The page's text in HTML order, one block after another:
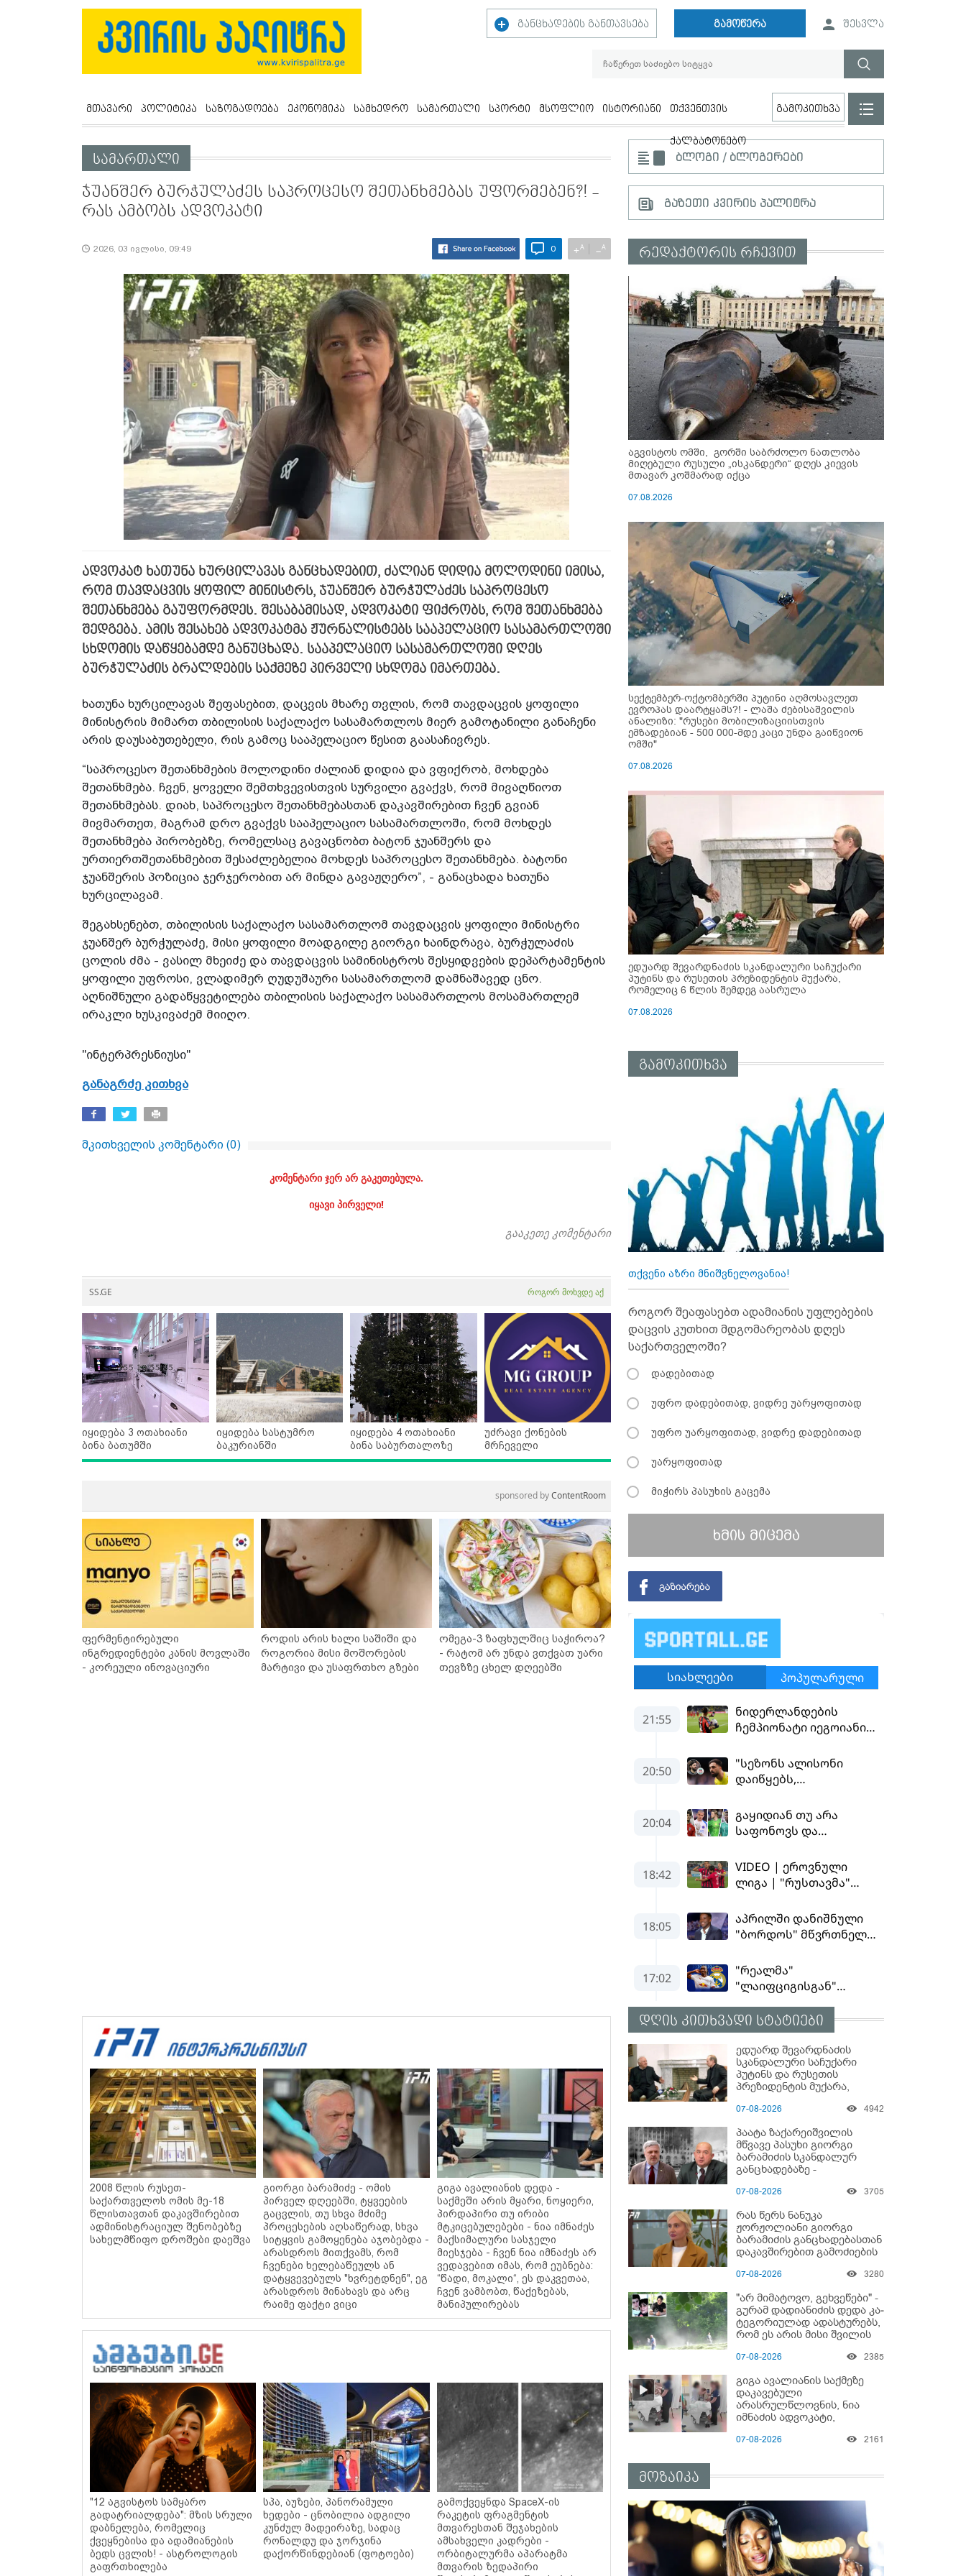
განცხადების განთავსება გამოწერა შესვლა
მთავარი პოლიტიკა საზოგადოება ეკონომიკა სამხედრო სამართალი სპორტი მსოფლიო ისტორიანი თქვენთვის
ქალბატონებო
გამოკითხვა
სამართალი
ჯუანშერ ბურჭულაძეს საპროცესო შეთანხმებას უფორმებენ?! -
რას ამბობს ადვოკატი
2026, 03 ივლისი, 09:49 0 +A −A
ადვოკატ ხათუნა ხურცილავას განცხადებით, ძალიან დიდია მოლოდინი იმისა,
რომ თავდაცვის ყოფილ მინისტრს, ჯუანშერ ბურჭულაძეს საპროცესო
შეთანხმება გაუფორმდეს. შესაბამისად, ადვოკატი ფიქრობს, რომ შეთანხმება
შედგება. ამის შესახებ ადვოკატმა ჟურნალისტებს სააპელაციო სასამართლოში
სხდომის დაწყებამდე განუცხადა. სააპელაციო სასამართლოში დღეს
ბურჭულაძის ბრალდების საქმეზე პირველი სხდომა იმართება.
ხათუნა ხურცილავას შეფასებით, დაცვის მხარე თვლის, რომ თავდაცვის ყოფილი
მინისტრის მიმართ თბილისის საქალაქო სასამართლოს მიერ გამოტანილი განაჩენი
არის დაუსაბუთებელი, რის გამოც სააპელაციო წესით გაასაჩივრეს.
“საპროცესო შეთანხმების მოლოდინი ძალიან დიდია და ვფიქრობ, მოხდება
შეთანხმება. ჩვენ, ყოველი შემთხვევისთვის სურვილი გვაქვს, რომ მივაღწიოთ
შეთანხმებას. დიახ, საპროცესო შეთანხმებასთან დაკავშირებით ჩვენ გვიან
მივმართეთ, მაგრამ დრო გვაქვს სააპელაციო სასამართლოში, რომ მოხდეს
შეთანხმება პირობებზე, რომელსაც გავაცნობთ ბატონ ჯუანშერს და
ურთიერთშეთანხმებით შესაძლებელია მოხდეს საპროცესო შეთანხმება. ბატონი
ჯუანშერის პოზიცია ჯერჯერობით არ მინდა გავაჟღერო”, - განაცხადა ხათუნა
ხურცილავამ.
შეგახსენებთ, თბილისის საქალაქო სასამართლომ თავდაცვის ყოფილი მინისტრი
ჯუანშერ ბურჭულაძე, მისი ყოფილი მოადგილე გიორგი ხაინდრავა, ბურჭულაძის
ცოლის ძმა - ვასილ მხეიძე და თავდაცვის სამინისტროს შესყიდვების დეპარტამენტის
ყოფილი უფროსი, ვლადიმერ ღუდუშაური სასამართლომ დამნაშავედ ცნო.
აღნიშნული გადაწყვეტილება თბილისის საქალაქო სასამართლოს მოსამართლემ
ირაკლი ხუსკივაძემ მიიღო.
"ინტერპრესნიუსი"
განაგრძე კითხვა
მკითხველის კომენტარი (0)
კომენტარი ჯერ არ გაკეთებულა.
იყავი პირველი!
გააკეთე კომენტარი
SS.GE როგორ მოხვდე აქ
იყიდება 3 ოთახიანი
ბინა ბათუმში
იყიდება სასტუმრო
ბაკურიანში
იყიდება 4 ოთახიანი
ბინა საბურთალოზე
უძრავი ქონების
მრჩეველი
sponsored byContentRoom
ფერმენტირებული
ინგრედიენტები კანის მოვლაში
- კორეული ინოვაციური
როდის არის ხალი საშიში და
როგორია მისი მოშორების
მარტივი და უსაფრთხო გზები
ომეგა-3 ზაფხულშიც საჭიროა?
- რატომ არ უნდა ვთქვათ უარი
თევზზე ცხელ დღეებში
2008 წლის რუსეთ-
საქართველოს ომის მე-18
წლისთავთან დაკავშირებით
ადმინისტრაციულ შენობებზე
სახელმწიფო დროშები დაეშვა
გიორგი ბარამიძე - ომის
პირველ დღეებში, ტყვეების
გაცვლის, თუ სხვა მძიმე
პროცესების აღსაწერად, სხვა
სიტყვის გამოყენება აჯობებდა -
არასდროს მითქვამს, რომ
ჩვენები ხელებაწეულს ან
დატყვევებულს "ხვრეტდნენ", ეგ
არასდროს მინახავს და არც
რაიმე ფაქტი ვიცი
გიგა ავალიანის დედა -
საქმეში არის მყარი, ნოყიერი,
პირდაპირი თუ ირიბი
მტკიცებულებები - ნია იმნაძეს
მაქსიმალური სასჯელი
მიესჯება - ჩვენ ნია იმნაძეს არ
ვედავებით იმას, რომ ეუბნება:
“წადი, მოკალი“, ეს დაკვეთაა,
ჩვენ ვამბობთ, წაქეზებას,
მანიპულირებას
"12 აგვისტოს სამყარო
გადატრიალდება": მზის სრული
დაბნელება, რომელიც
ქვეყნებისა და ადამიანების
ბედს ცვლის! - ასტროლოგის
გაფრთხილება
სპა, აუზები, პანორამული
ხედები - ცნობილია ადგილი
კუნძულ მადეირაზე, სადაც
რონალდუ და ჯორჯინა
დაქორწინდებიან (ფოტოები)
გამოქვეყნდა SpaceX-ის
რაკეტის ფრაგმენტის
მთვარესთან შეჯახების
ამსახველი კადრები -
ორბიტალურმა აპარატმა
მთვარის ზედაპირი
ბლოგი / ბლოგერები
გაზეთი კვირის პალიტრა
რედაქტორის რჩევით
აგვისტოს ომში, გორში საბრძოლო ნათლობა
მიღებული რუსული „ისკანდერი“ დღეს კიევის
მთავარ კოშმარად იქცა
07.08.2026
სექტემბერ-ოქტომბერში პუტინი აღმოსავლეთ
ევროპას დაარტყამს?! - ლაშა ძებისაშვილის
ანალიზი: "რუსები მობი­ლიზაციისთვის
ემზადებიან - 500 000-მდე კაცი უნდა გაიწვიონ
ომში"
07.08.2026
ედუარდ შევარდნაძის სკანდალური საჩუქარი
პუტინს და რუსეთის პრეზიდენტის მუქარა,
რომელიც 6 წლის შემდეგ აასრულა
07.08.2026
გამოკითხვა
თქვენი აზრი მნიშვნელოვანია!
როგორ შეაფასებთ ადამიანის უფლებების
დაცვის კუთხით მდგომარეობას დღეს
საქართველოში?
დადებითად
უფრო დადებითად, ვიდრე უარყოფითად
უფრო უარყოფითად, ვიდრე დადებითად
უარყოფითად
მიჭირს პასუხის გაცემა
ხმის მიცემა
დღის კითხვადი სტატიები
ედუარდ შევარდნაძის
სკანდალური საჩუქარი
პუტინს და რუსეთის
პრეზიდენტის მუქარა,
აასრულა
07-08-2026 4942
პაატა ზაქარეიშვილის
მწვავე პასუხი გიორგი
ბარამიძის სკანდალურ
განცხადებაზე -
ვიცი... კამანში მოკლული
გადმოვასვენე... ბარამიძე
კი ტყუის"
07-08-2026 3705
რას წერს ნანუკა
ჟორჟოლიანი გიორგი
ბარამიძის განცხადებასთან
დაკავშირებით გამოძიების
07-08-2026 3280
"არ მიმატოვო, გეხვეწები" -
გუ­რა­მ დადიანიძის დედა კა­
ტე­გო­რი­უ­ლად ადას­ტუ­რებს,
რომ ეს არის მისი შვი­ლის
07-08-2026 2385
გიგა ავალიანის საქმეზე
დაკავებული
არასრულწლოვნის, ნია
იმნაძის ადვოკატი,
გადაღებულ კადრებს
07-08-2026 2161
მოზაიკა